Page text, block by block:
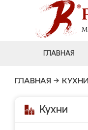
ГЛАВНАЯ
ГЛАВНАЯ → КУХНИ
Кухни